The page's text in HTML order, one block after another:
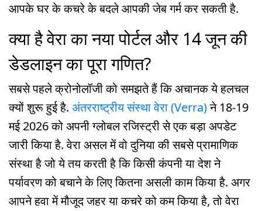
आपके घर के कचरे के बदले आपकी जेब गर्म कर सकती है.
क्या है वेरा का नया पोर्टल और 14 जून की
डेडलाइन का पूरा गणित?
सबसे पहले क्रोनोलॉजी को समझते हैं कि अचानक ये हलचल
क्यों शुरू हुई है. अंतरराष्ट्रीय संस्था वेरा (Verra)ने 18-19
मई 2026 को अपनी ग्लोबल रजिस्ट्री से एक बड़ा अपडेट
जारी किया है. वेरा असल में वो दुनिया की सबसे प्रामाणिक
संस्था है जो ये तय करती है कि किसी कंपनी या देश ने
पर्यावरण को बचाने के लिए कितना असली काम किया है. अगर
आपने हवा में मौजूद जहर या कचरे को कम किया है, तो वेरा